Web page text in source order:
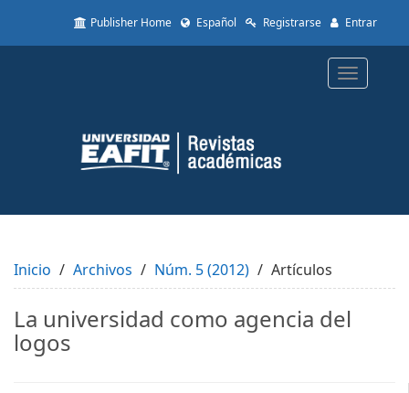
to
Content
Sidebar
Publisher Home Español Registrarse Entrar
Toggle
Inicio Archivos Núm. 5 (2012) Artículos
La universidad como agencia del
logos